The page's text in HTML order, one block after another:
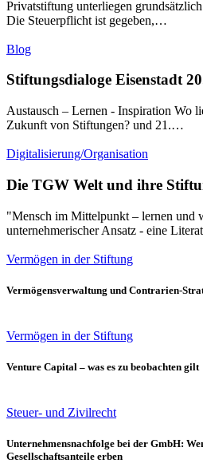
Privatstiftung unterliegen
Die Steuerpflicht ist gegeben,…
Blog
Stiftungsdialoge Eisenstadt
Austausch – Lernen - Inspiration Wo
Zukunft von Stiftungen? und 21.…
Digitalisierung/Organisation
Die TGW Welt und ihre
"Mensch im Mittelpunkt – lernen und
unternehmerischer Ansatz - eine
Vermögen in der Stiftung
Vermögensverwaltung und Contrarien-
Vermögen in der Stiftung
Venture Capital – was es zu beobachten gilt
Steuer- und Zivilrecht
Unternehmensnachfolge bei der GmbH:
Gesellschaftsanteile erben